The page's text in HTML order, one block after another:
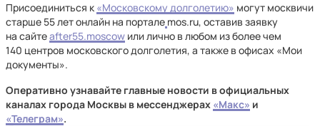
Присоединиться к «Московскому долголетию» могут москвичи
старше 55 лет онлайн на портале mos.ru, оставив заявку
на сайтеafter55.moscow или лично в любом из более чем
140 центров московского долголетия, а также в офисах «Мои
документы».
Оперативно узнавайте главные новости в официальных
каналах города Москвы в мессенджерах «Mакс» и
«Телеграм».